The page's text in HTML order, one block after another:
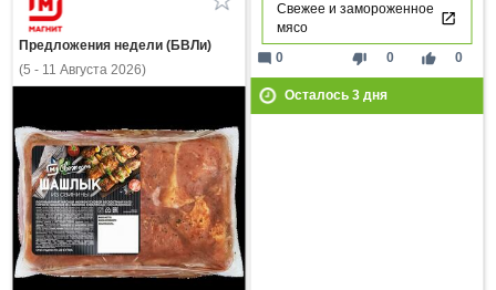
Свежее и замороженное
мясо
thumb_down 0 thumb_up 0
mode_comment 0
Осталось 3дня
Предложения недели (БВЛи)
(5 - 11 Августа 2026)